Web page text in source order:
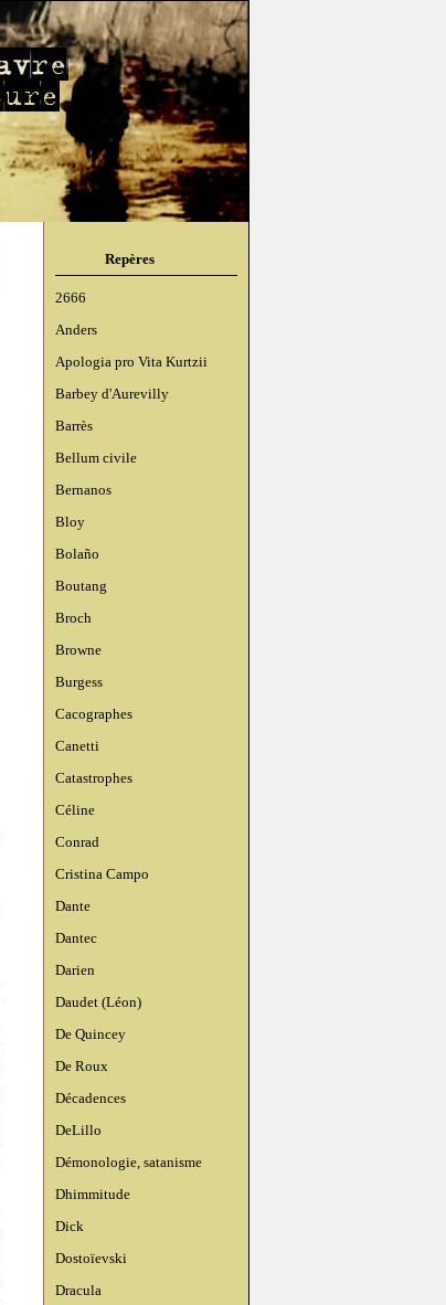
Repères
2666
Anders
Apologia pro Vita Kurtzii
Barbey d'Aurevilly
Barrès
Bellum civile
Bernanos
Bloy
Bolaño
Boutang
Broch
Browne
Burgess
Cacographes
Canetti
Catastrophes
Céline
Conrad
Cristina Campo
Dante
Dantec
Darien
Daudet (Léon)
De Quincey
De Roux
Décadences
DeLillo
Démonologie, satanisme
Dhimmitude
Dick
Dostoïevski
Dracula